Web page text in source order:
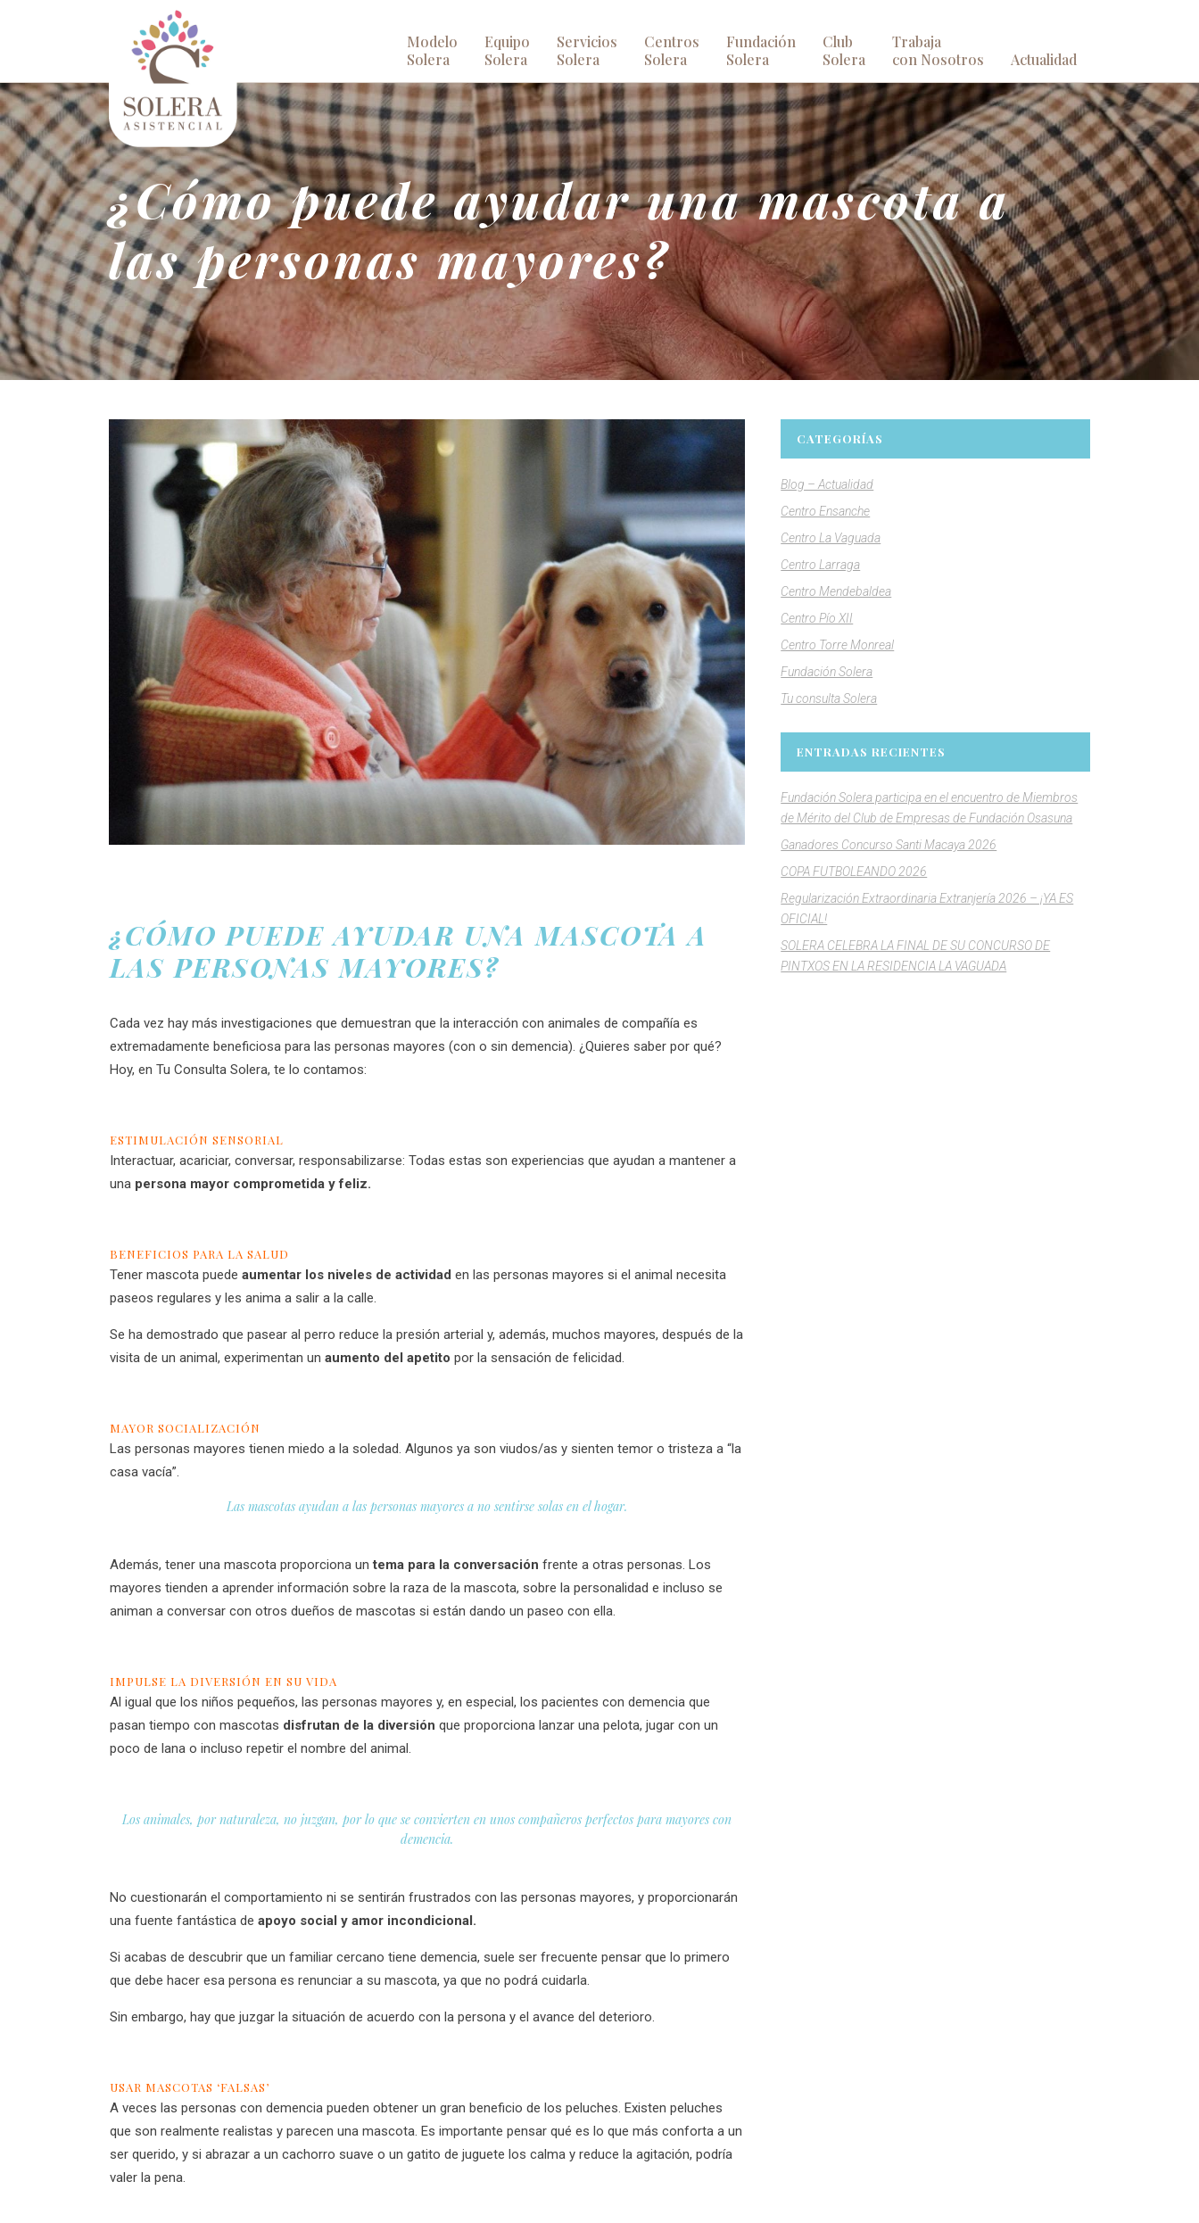
Modelo
Solera
Equipo
Solera
Servicios
Solera
Centros
Solera
Fundación
Solera
Club
Solera
Trabaja
con Nosotros
Actualidad
¿Cómo puede ayudar una mascota a
las personas mayores?
¿CÓMO PUEDE AYUDAR UNA MASCOTA A
LAS PERSONAS MAYORES?
Cada vez hay más investigaciones que demuestran que la interacción con animales de compañía es
extremadamente beneficiosa para las personas mayores (con o sin demencia). ¿Quieres saber por qué?
Hoy, en Tu Consulta Solera, te lo contamos:
ESTIMULACIÓN SENSORIAL
Interactuar, acariciar, conversar, responsabilizarse: Todas estas son experiencias que ayudan a mantener a
una persona mayor comprometida y feliz.
BENEFICIOS PARA LA SALUD
Tener mascota puede aumentar los niveles de actividad en las personas mayores si el animal necesita
paseos regulares y les anima a salir a la calle.
Se ha demostrado que pasear al perro reduce la presión arterial y, además, muchos mayores, después de la
visita de un animal, experimentan un aumento del apetito por la sensación de felicidad.
MAYOR SOCIALIZACIÓN
Las personas mayores tienen miedo a la soledad. Algunos ya son viudos/as y sienten temor o tristeza a “la
casa vacía”.
Las mascotas ayudan a las personas mayores a no sentirse solas en el hogar.
Además, tener una mascota proporciona un tema para la conversación frente a otras personas. Los
mayores tienden a aprender información sobre la raza de la mascota, sobre la personalidad e incluso se
animan a conversar con otros dueños de mascotas si están dando un paseo con ella.
IMPULSE LA DIVERSIÓN EN SU VIDA
Al igual que los niños pequeños, las personas mayores y, en especial, los pacientes con demencia que
pasan tiempo con mascotas disfrutan de la diversión que proporciona lanzar una pelota, jugar con un
poco de lana o incluso repetir el nombre del animal.
Los animales, por naturaleza, no juzgan, por lo que se convierten en unos compañeros perfectos para mayores con
demencia.
No cuestionarán el comportamiento ni se sentirán frustrados con las personas mayores, y proporcionarán
una fuente fantástica de apoyo social y amor incondicional.
Si acabas de descubrir que un familiar cercano tiene demencia, suele ser frecuente pensar que lo primero
que debe hacer esa persona es renunciar a su mascota, ya que no podrá cuidarla.
Sin embargo, hay que juzgar la situación de acuerdo con la persona y el avance del deterioro.
USAR MASCOTAS ‘FALSAS’
A veces las personas con demencia pueden obtener un gran beneficio de los peluches. Existen peluches
que son realmente realistas y parecen una mascota. Es importante pensar qué es lo que más conforta a un
ser querido, y si abrazar a un cachorro suave o un gatito de juguete los calma y reduce la agitación, podría
valer la pena.
CATEGORÍAS
Blog – Actualidad
Centro Ensanche
Centro La Vaguada
Centro Larraga
Centro Mendebaldea
Centro Pío XII
Centro Torre Monreal
Fundación Solera
Tu consulta Solera
ENTRADAS RECIENTES
Fundación Solera participa en el encuentro de Miembros
de Mérito del Club de Empresas de Fundación Osasuna
Ganadores Concurso Santi Macaya 2026
COPA FUTBOLEANDO 2026
Regularización Extraordinaria Extranjería 2026 – ¡YA ES
OFICIAL!
SOLERA CELEBRA LA FINAL DE SU CONCURSO DE
PINTXOS EN LA RESIDENCIA LA VAGUADA